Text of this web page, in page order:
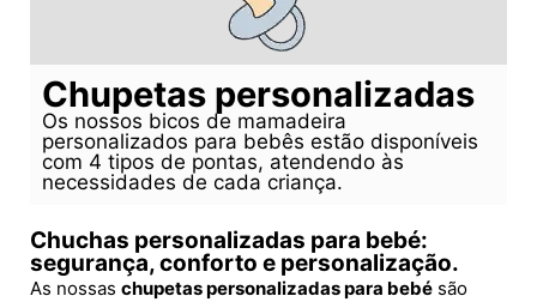
Chupetas personalizadas
Os nossos bicos de mamadeira
personalizados para bebês estão disponíveis
com 4 tipos de pontas, atendendo às
necessidades de cada criança.
Chuchas personalizadas para bebé:
segurança, conforto e personalização.
As nossas chupetas personalizadas para bebé são